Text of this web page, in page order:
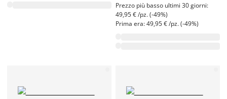
Prezzo più basso ultimi 30 giorni:
49,95 € /pz. (-49%)
Prima era: 49,95 € /pz. (-49%)